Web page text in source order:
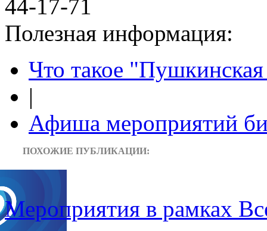
44-17-71
Полезная информация:
Что такое "Пушкинская
|
Афиша мероприятий
ПОХОЖИЕ ПУБЛИКАЦИИ:
Мероприятия в рамках